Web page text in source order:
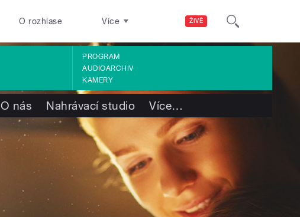
ŽIVĚ
O rozhlase Více
PROGRAM
AUDIOARCHIV
KAMERY
O nás Nahrávací studio Více…